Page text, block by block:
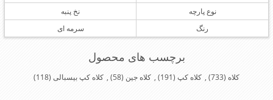
نوع پارچه
نخ پنبه
رنگ
سرمه ای
برچسب های محصول
کلاه (733)
, کلاه کپ (191)
, کلاه جین (58)
, کلاه کپ بیسبالی (118)